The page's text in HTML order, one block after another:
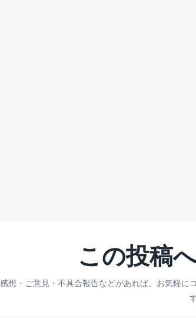
この投稿
感想・ご意見・不具合報告などがあれば、お気軽に